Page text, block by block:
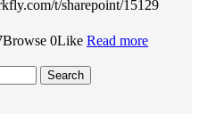
t/sharepoint/15129
0Like Read more